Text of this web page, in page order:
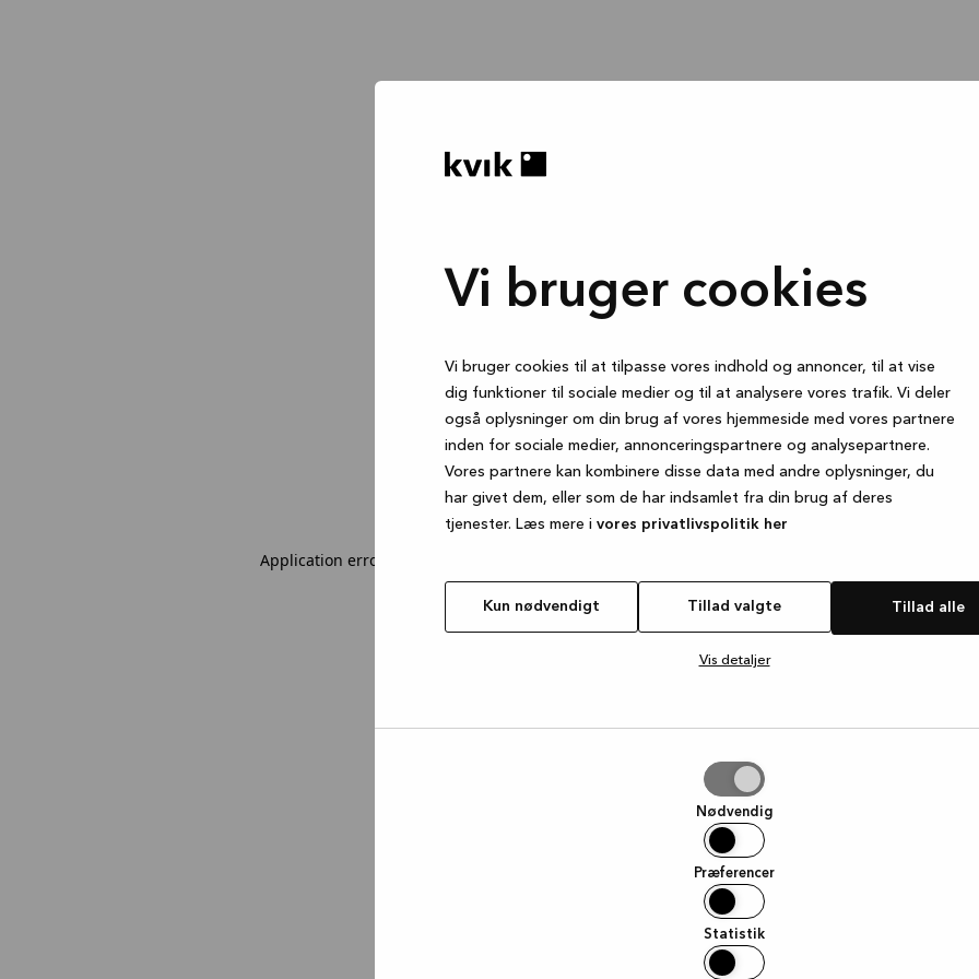
Vi bruger cookies
Vi bruger cookies til at tilpasse vores indhold og annoncer, til at vise
dig funktioner til sociale medier og til at analysere vores trafik. Vi deler
også oplysninger om din brug af vores hjemmeside med vores partnere
inden for sociale medier, annonceringspartnere og analysepartnere.
Vores partnere kan kombinere disse data med andre oplysninger, du
har givet dem, eller som de har indsamlet fra din brug af deres
tjenester. Læs mere i vores privatlivspolitik her
Kun nødvendigt Tillad valgte Tillad alle
Vis detaljer
Nødvendig
Præferencer
Statistik
Application error: a client-side exception has occurred (see the